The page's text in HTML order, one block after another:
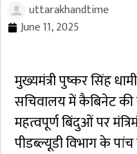
uttarakhandtime
June 11, 2025
मुख्यमंत्री पुष्कर सिंह
सचिवालय में कैबिनेट
महत्वपूर्ण बिंदुओं पर
पीडब्ल्यूडी विभाग के